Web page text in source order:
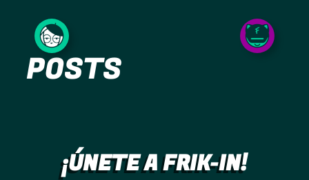
contenido
POSTS
¡ÚNETE A FRIK-IN!